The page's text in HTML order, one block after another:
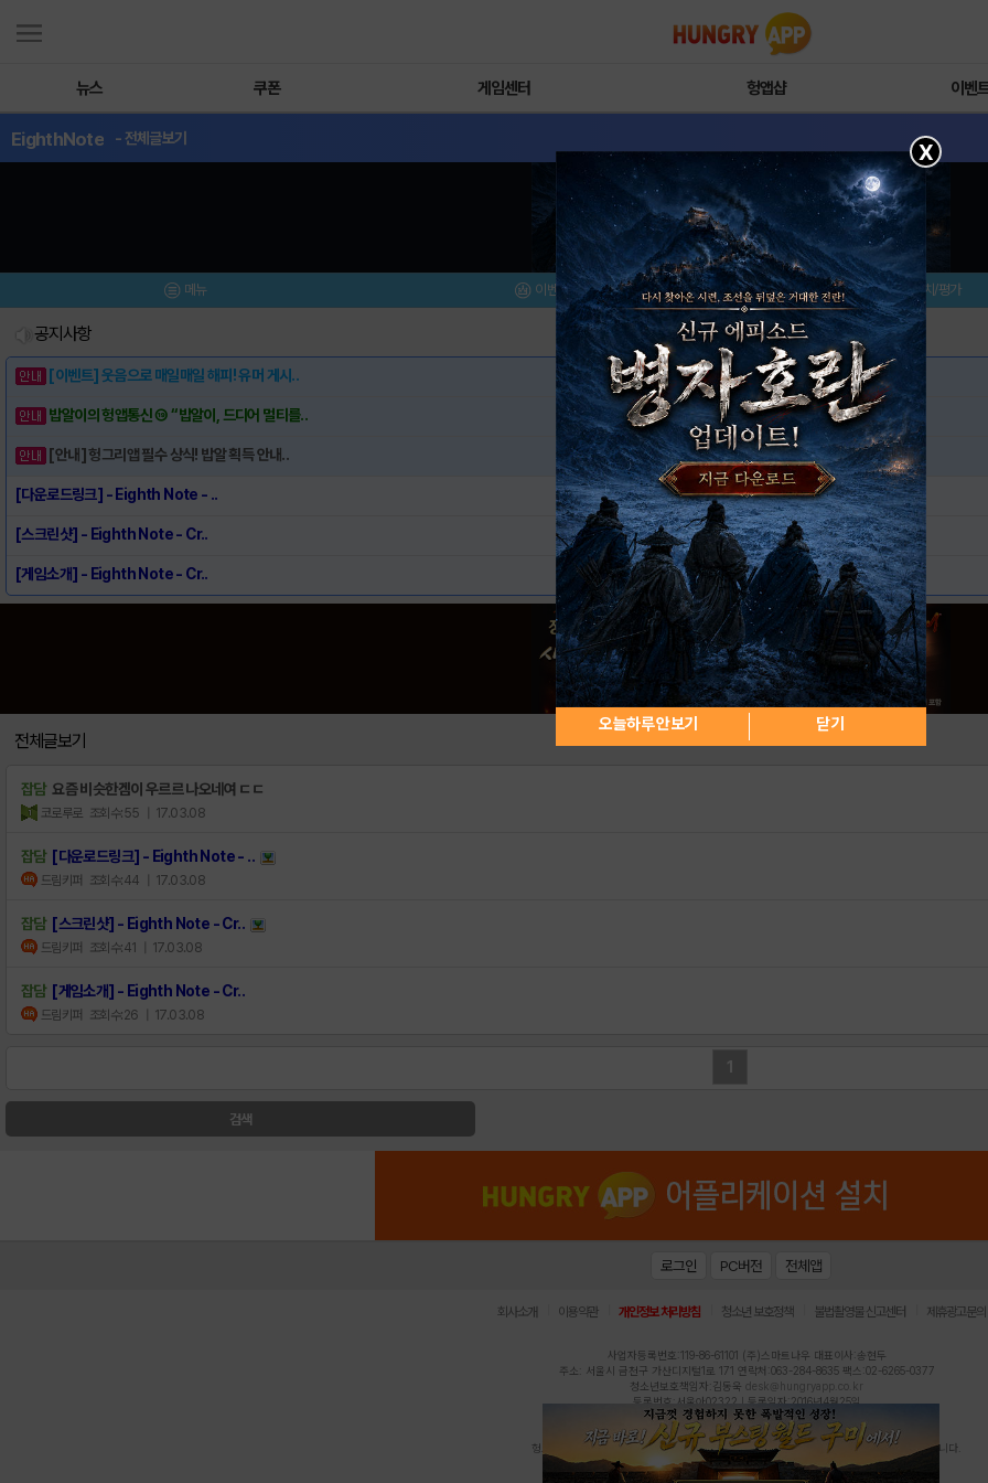
뉴스 쿠폰 게임센터 헝앱샵 이벤
EighthNote - 전체글보기
메뉴 이벤트/미션 설치/평가
공지사항
[이벤트] 웃음으로 매일매일 해피! 유머 게시..
밥알이의 헝앱통신 ⑲ “밥알이, 드디어 멀티를..
[안내] 헝그리앱 필수 상식! 밥알 획득 안내..
[다운로드링크] - Eighth Note - ..
[스크린샷] - Eighth Note - Cr..
[게임소개] - Eighth Note - Cr..
전체글보기
잡담 요즘 비슷한겜이 우르르 나오네여 ㄷㄷ
코로루로 조회수:55 | 17.03.08
잡담 [다운로드링크] - Eighth Note - ..
드림키퍼 조회수:44 | 17.03.08
잡담 [스크린샷] - Eighth Note - Cr..
드림키퍼 조회수:41 | 17.03.08
잡담 [게임소개] - Eighth Note - Cr..
드림키퍼 조회수:26 | 17.03.08
1
검색
X
오늘하루 안보기 닫기
로그인 PC버전 전체앱
회사소개 이용약관 개인정보 처리방침 청소년 보호정책 불법촬영물 신고센터 제휴광고문의
사업자등록번호:119-86-61101 (주)스마트나우 대표이사:송현두
주소: 서울시 금천구 가산디지털1로 171 연락처:063-284-8635 팩스:02-6265-0377
청소년보호책임자:김동욱 desk@hungryapp.co.kr
등록번호:서울아02322 | 등록일자:2016년4월25일
발행인:(주)스마트나우 송현두 | 편집인:김동욱
헝그리앱의 콘텐츠 및 기사는 저작권법의 보호를 받으므로, 무단 전재, 복사, 배포 등을 금합니다.
Copyright (c) HungryApp All Rights Reserved.